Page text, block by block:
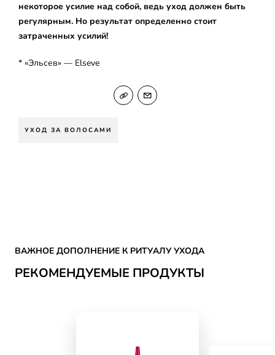
некоторое усилие над собой, ведь уход должен быть
регулярным. Но результат определенно стоит
затраченных усилий!
* «Эльсев» — Elseve
УХОД ЗА ВОЛОСАМИ
РЕКОМЕНДУЕМЫЕ ПРОДУКТЫ
ВАЖНОЕ ДОПОЛНЕНИЕ К РИТУАЛУ УХОДА